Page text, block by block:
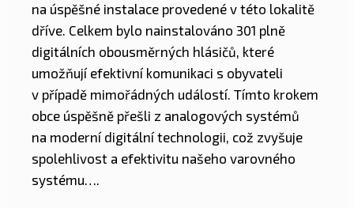
na úspěšné instalace provedené v této lokalitě
dříve. Celkem bylo nainstalováno 301 plně
digitálních obousměrných hlásičů, které
umožňují efektivní komunikaci s obyvateli
v případě mimořádných událostí. Tímto krokem
obce úspěšně přešli z analogových systémů
na moderní digitální technologii, což zvyšuje
spolehlivost a efektivitu našeho varovného
systému….